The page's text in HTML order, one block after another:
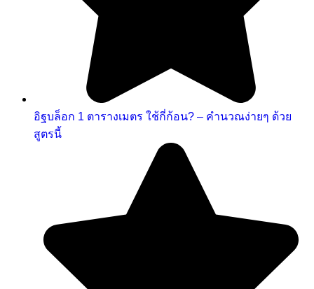
อิฐบล็อก 1 ตารางเมตร ใช้กี่ก้อน? – คำนวณง่ายๆ ด้วย
สูตรนี้